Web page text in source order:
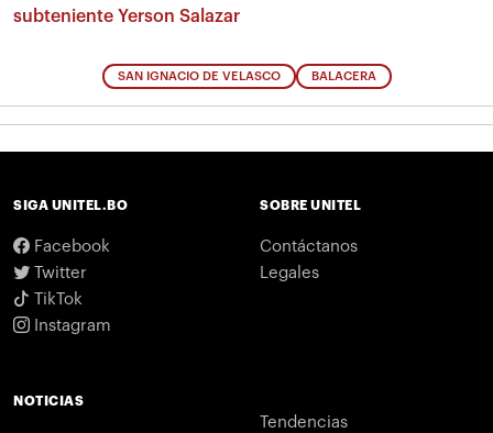
subteniente Yerson Salazar
SAN IGNACIO DE VELASCO BALACERA
SIGA UNITEL.BO
Facebook
Twitter
TikTok
Instagram
SOBRE UNITEL
Contáctanos
Legales
NOTICIAS
Tendencias